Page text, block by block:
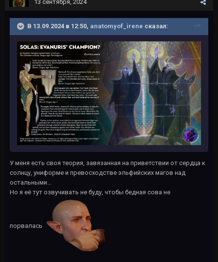
13 сентября, 2024
В 13.09.2024 в 12:50, anatomyof_irene сказал:
У меня есть своя теория, завязанная на приветствии от сердца к
солнцу, униформе и превосходстве эльфийских магов над
остальными...
Но я её тут озвучивать не буду, чтобы бедная сова не
порвалась